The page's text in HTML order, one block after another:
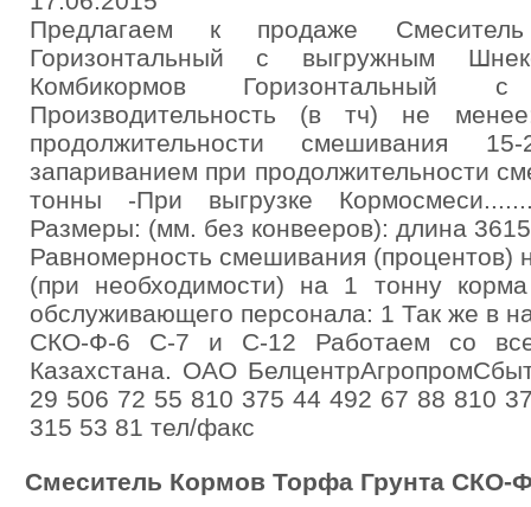
Предлагаем к продаже
Горизонтальный с выгружным
Комбикормов Горизонтальный
Производительность (в тч) не
продолжительности смешивания
запариванием при продолжительности
тонны -При выгрузке
Размеры: (мм. без конвееров): длина
Равномерность смешивания (процентов)
(при необходимости) на 1 тонну
обслуживающего персонала: 1 Так же в
СКО-Ф-6 С-7 и С-12 Работаем со
Казахстана. ОАО
29 506 72 55 810 375 44 492 67 88 810
315 53 81 тел/факс
Смеситель Кормов Торфа Грунта СКО-